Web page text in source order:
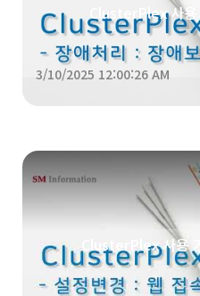
ClusterPlex 사용
3/10/2025 12:00:26 AM
ClusterPlex 사용